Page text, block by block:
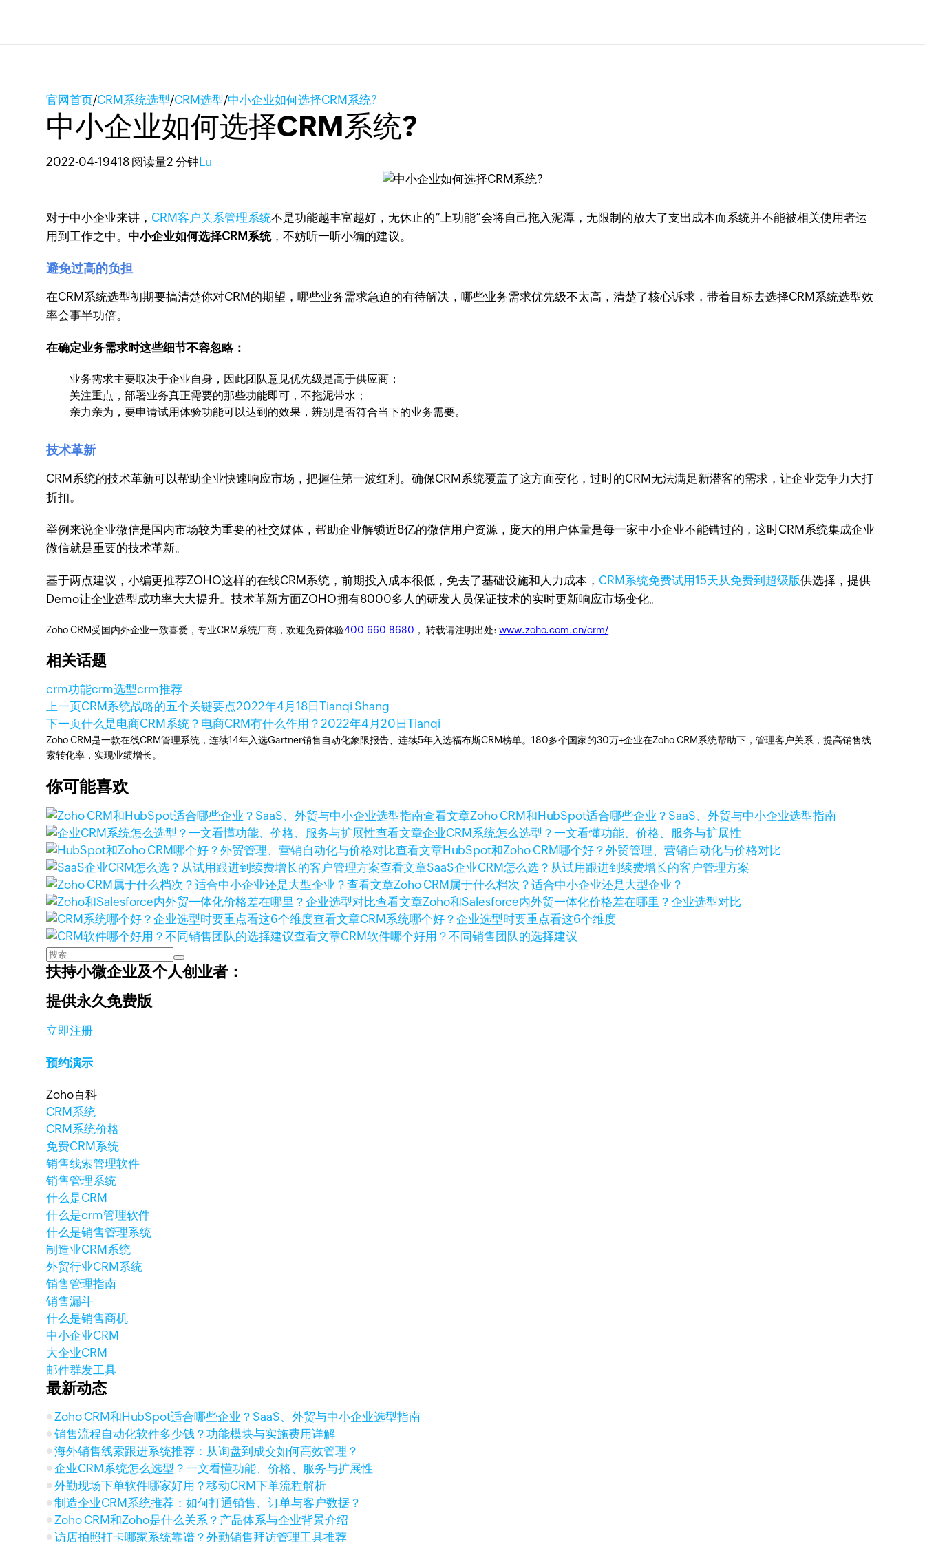
官网首页/CRM系统选型/CRM选型/中小企业如何选择CRM系统?
中小企业如何选择CRM系统?
2022-04-19418 阅读量2 分钟 Lu
对于中小企业来讲， CRM客户关系管理系统不是功能越丰富越好，无休止的“上功能”会将自己拖入泥潭，无限制的放大了支出成本而系统并不能被相关使用者运
用到工作之中。 中小企业如何选择CRM系统，不妨听一听小编的建议。
避免过高的负担
在CRM系统选型初期要搞清楚你对CRM的期望，哪些业务需求急迫的有待解决，哪些业务需求优先级不太高，清楚了核心诉求，带着目标去选择CRM系统选型效
率会事半功倍。
在确定业务需求时这些细节不容忽略：
业务需求主要取决于企业自身，因此团队意见优先级是高于供应商；
关注重点，部署业务真正需要的那些功能即可，不拖泥带水；
亲力亲为，要申请试用体验功能可以达到的效果，辨别是否符合当下的业务需要。
技术革新
CRM系统的技术革新可以帮助企业快速响应市场，把握住第一波红利。确保CRM系统覆盖了这方面变化，过时的CRM无法满足新潜客的需求，让企业竞争力大打
折扣。
举例来说企业微信是国内市场较为重要的社交媒体，帮助企业解锁近8亿的微信用户资源，庞大的用户体量是每一家中小企业不能错过的，这时CRM系统集成企业
微信就是重要的技术革新。
基于两点建议，小编更推荐ZOHO这样的在线CRM系统，前期投入成本很低，免去了基础设施和人力成本， CRM系统免费试用15天从免费到超级版供选择，提供
Demo让企业选型成功率大大提升。技术革新方面ZOHO拥有8000多人的研发人员保证技术的实时更新响应市场变化。
Zoho CRM受国内外企业一致喜爱，专业CRM系统厂商，欢迎免费体验400-660-8680 ， 转载请注明出处:www.zoho.com.cn/crm/
相关话题
crm功能crm选型crm推荐
上一页CRM系统战略的五个关键要点2022年4月18日Tianqi Shang
下一页什么是电商CRM系统？电商CRM有什么作用？2022年4月20日Tianqi
Zoho CRM是一款在线CRM管理系统，连续14年入选Gartner销售自动化象限报告、连续5年入选福布斯CRM榜单。180多个国家的30万+企业在Zoho CRM系统帮助下，管理客户关系，提高销售线
索转化率，实现业绩增长。
你可能喜欢
查看文章Zoho CRM和HubSpot适合哪些企业？SaaS、外贸与中小企业选型指南
查看文章企业CRM系统怎么选型？一文看懂功能、价格、服务与扩展性
查看文章HubSpot和Zoho CRM哪个好？外贸管理、营销自动化与价格对比
查看文章SaaS企业CRM怎么选？从试用跟进到续费增长的客户管理方案
查看文章Zoho CRM属于什么档次？适合中小企业还是大型企业？
查看文章Zoho和Salesforce内外贸一体化价格差在哪里？企业选型对比
查看文章CRM系统哪个好？企业选型时要重点看这6个维度
查看文章CRM软件哪个好用？不同销售团队的选择建议
扶持小微企业及个人创业者：
提供永久免费版
立即注册
预约演示
Zoho百科
CRM系统
CRM系统价格
免费CRM系统
销售线索管理软件
销售管理系统
什么是CRM
什么是crm管理软件
什么是销售管理系统
制造业CRM系统
外贸行业CRM系统
销售管理指南
销售漏斗
什么是销售商机
中小企业CRM
大企业CRM
邮件群发工具
最新动态
Zoho CRM和HubSpot适合哪些企业？SaaS、外贸与中小企业选型指南
销售流程自动化软件多少钱？功能模块与实施费用详解
海外销售线索跟进系统推荐：从询盘到成交如何高效管理？
企业CRM系统怎么选型？一文看懂功能、价格、服务与扩展性
外勤现场下单软件哪家好用？移动CRM下单流程解析
制造企业CRM系统推荐：如何打通销售、订单与客户数据？
Zoho CRM和Zoho是什么关系？产品体系与企业背景介绍
访店拍照打卡哪家系统靠谱？外勤销售拜访管理工具推荐